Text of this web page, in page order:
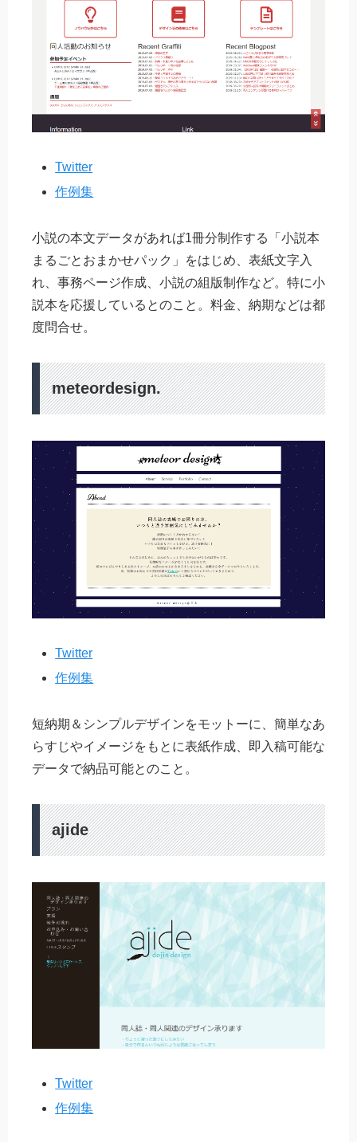
Twitter
作例集
小説の本文データがあれば1冊分制作する「小説本
まるごとおまかせパック」をはじめ、表紙文字入
れ、事務ページ作成、小説の組版制作など。特に小
説本を応援しているとのこと。料金、納期などは都
度問合せ。
meteordesign.
Twitter
作例集
短納期＆シンプルデザインをモットーに、簡単なあ
らすじやイメージをもとに表紙作成、即入稿可能な
データで納品可能とのこと。
ajide
Twitter
作例集